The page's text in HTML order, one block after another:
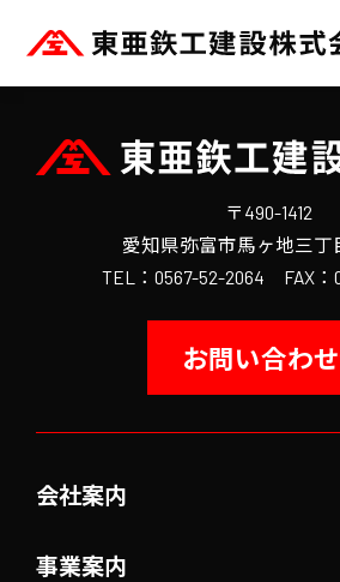
〒490-1412
愛知県弥富市馬ヶ地三丁
TEL：0567-52-2064 FAX：
お問い合わせ
会社案内
事業案内